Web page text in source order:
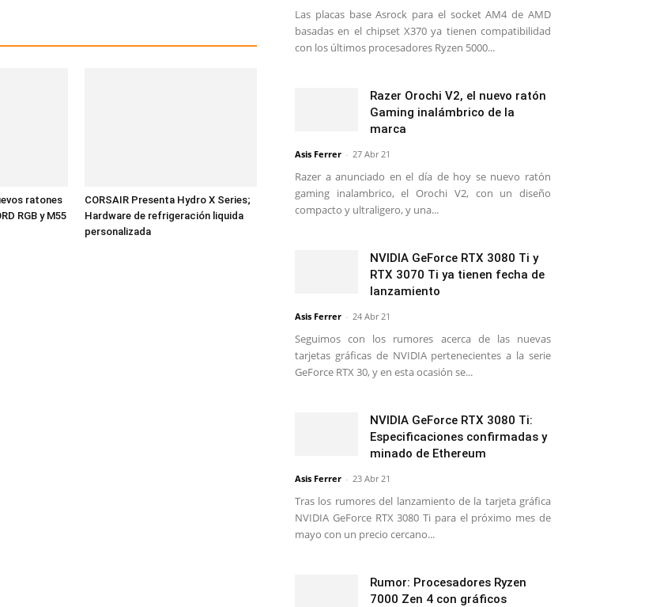
ratones
RGB y M55
CORSAIR Presenta Hydro X Series;
Hardware de refrigeración liquida
personalizada
Las placas base Asrock para el socket AM4 de AMD
basadas en el chipset X370 ya tienen compatibilidad
con los últimos procesadores Ryzen 5000...
Razer Orochi V2, el nuevo ratón
Gaming inalámbrico de la
marca
Asis Ferrer - 27 Abr 21
Razer a anunciado en el día de hoy se nuevo ratón
gaming inalambrico, el Orochi V2, con un diseño
compacto y ultraligero, y una...
NVIDIA GeForce RTX 3080 Ti y
RTX 3070 Ti ya tienen fecha de
lanzamiento
Asis Ferrer - 24 Abr 21
Seguimos con los rumores acerca de las nuevas
tarjetas gráficas de NVIDIA pertenecientes a la serie
GeForce RTX 30, y en esta ocasión se...
NVIDIA GeForce RTX 3080 Ti:
Especificaciones confirmadas y
minado de Ethereum
Asis Ferrer - 23 Abr 21
Tras los rumores del lanzamiento de la tarjeta gráfica
NVIDIA GeForce RTX 3080 Ti para el próximo mes de
mayo con un precio cercano...
Rumor: Procesadores Ryzen
7000 Zen 4 con gráficos